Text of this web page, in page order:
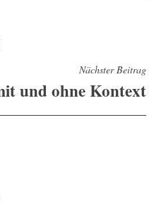
Nächster Beitrag
und ohne Kontext